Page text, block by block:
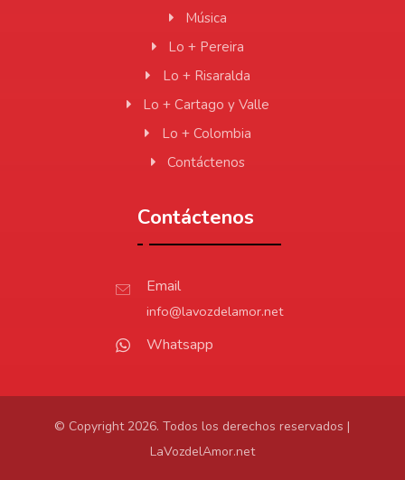
Música
Lo + Pereira
Lo + Risaralda
Lo + Cartago y Valle
Lo + Colombia
Contáctenos
Contáctenos
Email
info@lavozdelamor.net
Whatsapp
© Copyright 2026. Todos los derechos reservados |
LaVozdelAmor.net